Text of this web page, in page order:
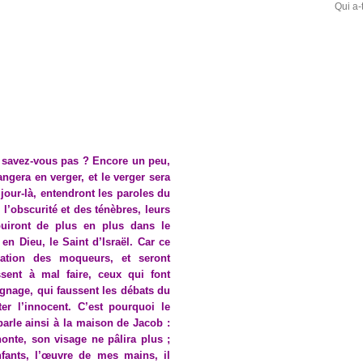
vous pas ? Encore un peu,
en verger, et le verger sera
là, entendront les paroles du
et des ténèbres, leurs
de plus en plus dans le
Dieu, le Saint d’Israël. Car ce
des moqueurs, et seront
à mal faire, ceux qui font
qui faussent les débats du
l’innocent. C’est pourquoi le
ainsi à la maison de Jacob :
son visage ne pâlira plus ;
l’œuvre de mes mains, il
Qui